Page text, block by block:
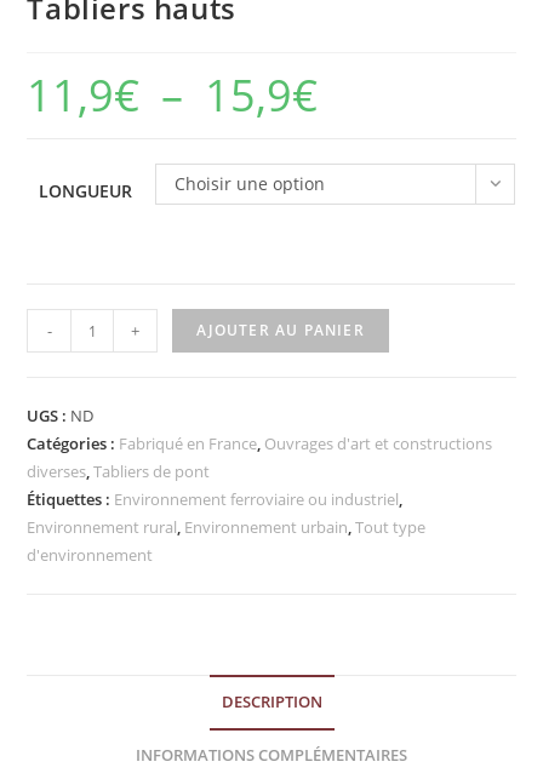
Tabliers hauts
11,9€ – 15,9€
LONGUEUR Choisir une option
- + AJOUTER AU PANIER
UGS : ND
Catégories : Fabriqué en France, Ouvrages d'art et constructions
diverses,Tabliers de pont
Étiquettes : Environnement ferroviaire ou industriel,
Environnement rural, Environnement urbain,Tout type
d'environnement
DESCRIPTION
INFORMATIONS COMPLÉMENTAIRES